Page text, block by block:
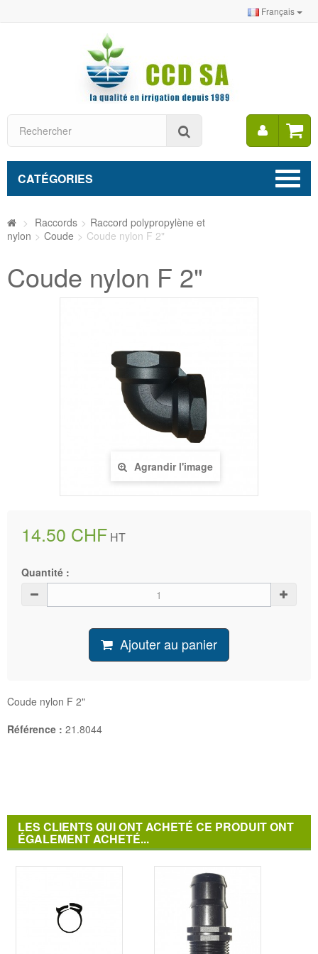
Français
Mon
CATÉGORIES
> Raccords > Raccord polypropylène et
nylon > Coude > Coude nylon F 2"
Coude nylon F 2"
Agrandir l'image
14.50 CHF HT
Quantité :
Ajouter au panier
Coude nylon F 2"
Référence : 21.8044
LES CLIENTS QUI ONT ACHETÉ CE PRODUIT ONT
ÉGALEMENT ACHETÉ...